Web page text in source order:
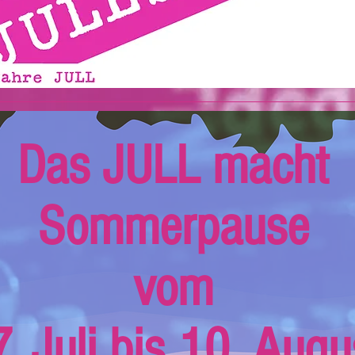
Das JULL macht
Sommerpause
vom